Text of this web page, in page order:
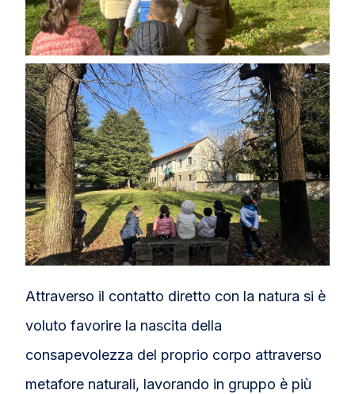
Attraverso il contatto diretto con la natura si è
voluto favorire la nascita della
consapevolezza del proprio corpo attraverso
metafore naturali, lavorando in gruppo è più